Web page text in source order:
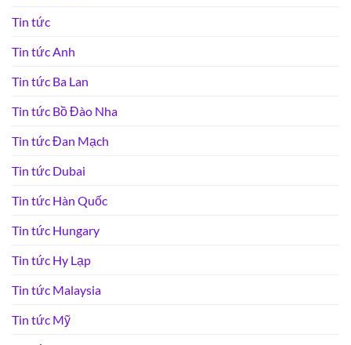
Tin tức
Tin tức Anh
Tin tức Ba Lan
Tin tức Bồ Đào Nha
Tin tức Đan Mạch
Tin tức Dubai
Tin tức Hàn Quốc
Tin tức Hungary
Tin tức Hy Lạp
Tin tức Malaysia
Tin tức Mỹ